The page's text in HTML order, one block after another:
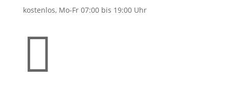
kostenlos, Mo-Fr 07:00 bis 19:00 Uhr
